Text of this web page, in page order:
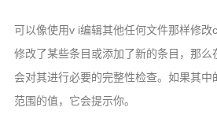
可以像使用v i编辑其他任何文件那样修
修改了某些条目或添加了新的条目，那
会对其进行必要的完整性检查。如果其中
范围的值，它会提示你。